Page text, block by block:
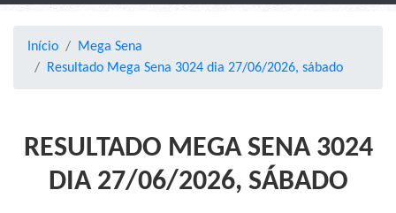
Início
Mega Sena
Resultado Mega Sena 3024 dia 27/06/2026, sábado
RESULTADO MEGA SENA 3024
DIA 27/06/2026, SÁBADO